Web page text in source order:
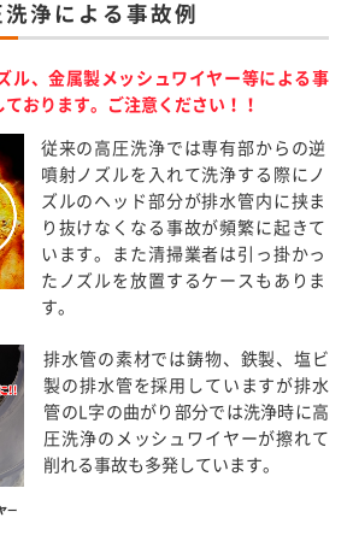
浄による事故例
ル、金属製メッシュワイヤー等による事
おります。ご注意ください！！
従来の高圧洗浄では専有部からの逆
噴射ノズルを入れて洗浄する際にノ
ズルのヘッド部分が排水管内に挟ま
り抜けなくなる事故が頻繁に起きて
います。また清掃業者は引っ掛かっ
たノズルを放置するケースもありま
す。
排水管の素材では鋳物、鉄製、塩ビ
製の排水管を採用していますが排水
管のL字の曲がり部分では洗浄時に高
圧洗浄のメッシュワイヤーが擦れて
削れる事故も多発しています。